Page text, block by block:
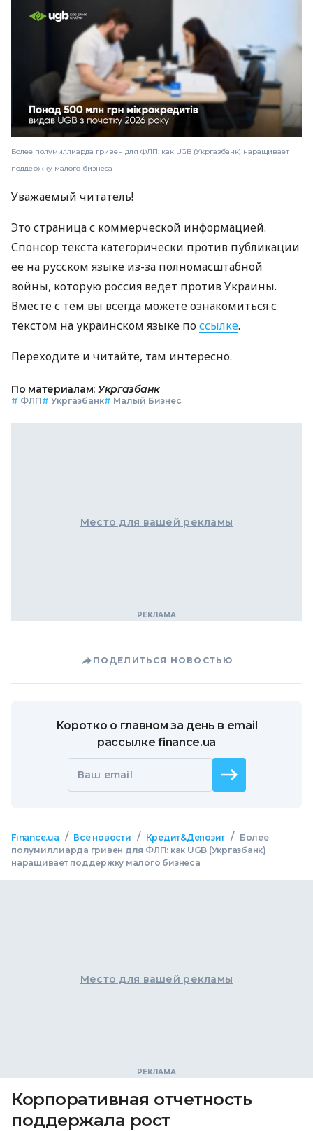
Более полумиллиарда гривен для ФЛП: как UGB (Укргазбанк) наращивает
поддержку малого бизнеса
Уважаемый читатель!
Это страница с коммерческой информацией.
Спонсор текста категорически против публикации
ее на русском языке из-за полномасштабной
войны, которую россия ведет против Украины.
Вместе с тем вы всегда можете ознакомиться с
текстом на украинском языке поссылке.
Переходите и читайте, там интересно.
По материалам: Укргазбанк
# ФЛП# Укргазбанк# Малый Бизнес
Место для вашей рекламы
ПОДЕЛИТЬСЯ НОВОСТЬЮ
Коротко о главном за день в email
рассылке finance.ua
Ваш email
Finance.ua / Все новости / Кредит&Депозит /
Более
полумиллиарда гривен для ФЛП: как UGB (Укргазбанк)
наращивает поддержку малого бизнеса
Место для вашей рекламы
Корпоративная отчетность
поддержала рост